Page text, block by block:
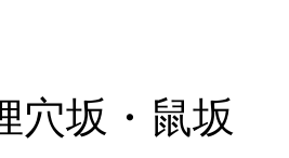
・鼠坂